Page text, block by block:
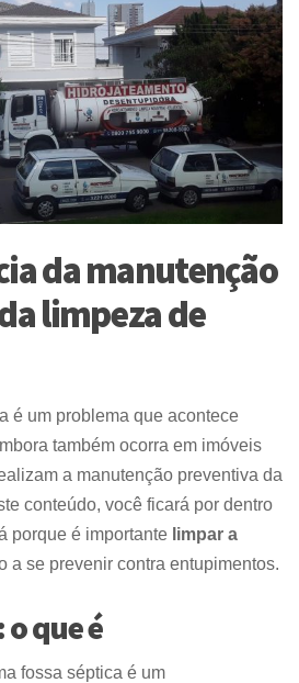
da manutenção
limpeza de
é um problema que acontece
também ocorra em imóveis
a manutenção preventiva da
conteúdo, você ficará por dentro
porque é importante limpar a
a se prevenir contra entupimentos.
o que é
fossa séptica é um